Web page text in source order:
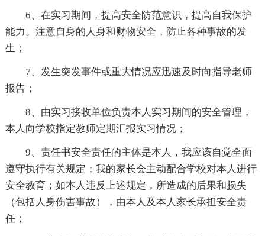
6、在实习期间，提高安全防范意识，提高自我保护
能力。注意自身的人身和财物安全，防止各种事故的发
生；
7、发生突发事件或重大情况应迅速及时向指导老师
报告；
8、由实习接收单位负责本人实习期间的安全管理，
本人向学校指定教师定期汇报实习情况；
9、责任书安全责任的主体是本人，我应该自觉全面
遵守执行有关规定；我的家长会主动配合学校对本人进行
安全教育；如本人违反上述规定，所造成的后果和损失
（包括人身伤害事故），由本人及本人家长承担安全责
任；